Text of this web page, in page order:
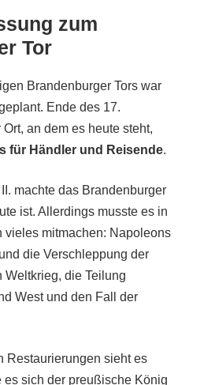
zum
Tor
Brandenburger Tors war
Ende des 17.
an dem es heute steht,
für Händler und Reisende.
machte das Brandenburger
ist. Allerdings musste es in
vieles mitmachen: Napoleons
die Verschleppung der
die Teilung
West und den Fall der
Restaurierungen sieht es
es sich der preußische König